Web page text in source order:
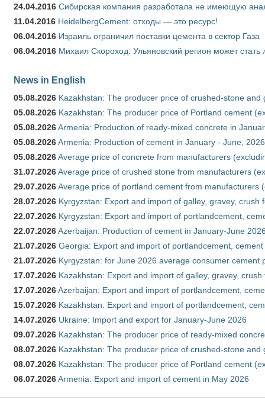
24.04.2016 Сибирская компания разработала не имеющую
11.04.2016 HeidelbergCement: отходы — это ресурс!
06.04.2016 Израиль ограничил поставки цемента в сектор Газа
06.04.2016 Михаил Скороход: Ульяновский регион может
News in English
05.08.2026 Kazakhstan: The producer price of crushed-stone and
05.08.2026 Kazakhstan: The producer price of Portland cement
05.08.2026Armenia: Production of ready-mixed concrete in
05.08.2026Armenia: Production of cement in January - June, 2026
05.08.2026Average price of concrete from manufacturers
31.07.2026Average price of crushed stone from manufacturers
29.07.2026Average price of portland cement from manufacturers
28.07.2026 Kyrgyzstan: Export and import of galley, gravey,
22.07.2026 Kyrgyzstan: Export and import of portlandcement,
22.07.2026Azerbaijan: Production of cement in January-June
21.07.2026 Georgia: Export and import of portlandcement,
21.07.2026 Kyrgyzstan: for June 2026 average consumer cement
17.07.2026 Kazakhstan: Export and import of galley, gravey,
17.07.2026Azerbaijan: Export and import of portlandcement,
15.07.2026 Kazakhstan: Export and import of portlandcement,
14.07.2026 Ukraine: Import and export for January-June 2026
09.07.2026 Kazakhstan: The producer price of ready-mixed
08.07.2026 Kazakhstan: The producer price of crushed-stone and
08.07.2026 Kazakhstan: The producer price of Portland cement
06.07.2026Armenia: Export and import of cement in May 2026